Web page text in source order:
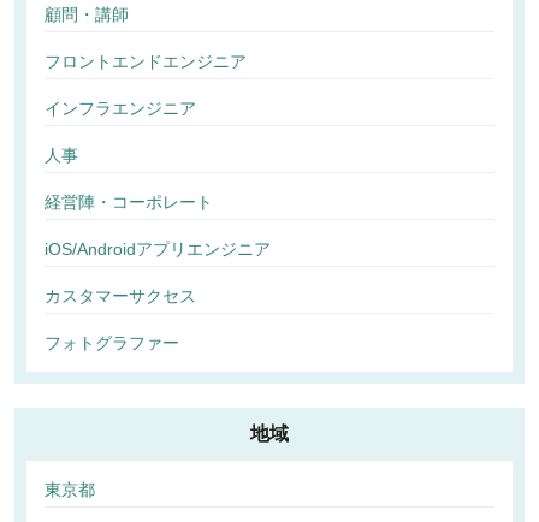
顧問・講師
フロントエンドエンジニア
インフラエンジニア
人事
経営陣・コーポレート
iOS/Androidアプリエンジニア
カスタマーサクセス
フォトグラファー
地域
東京都